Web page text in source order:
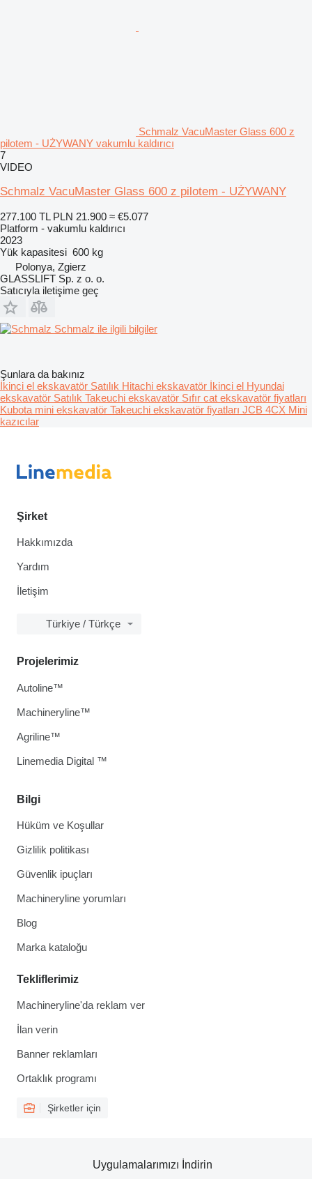
Schmalz VacuMaster Glass 600 z
pilotem - UŻYWANY vakumlu kaldırıcı
7
VIDEO
Schmalz VacuMaster Glass 600 z pilotem - UŻYWANY
277.100 TL PLN 21.900 ≈ €5.077
Platform - vakumlu kaldırıcı
2023
Yük kapasitesi 600 kg
Polonya, Zgierz
GLASSLIFT Sp. z o. o.
Satıcıyla iletişime geç
Schmalz ile ilgili bilgiler
Şunlara da bakınız
İkinci el ekskavatör Satılık Hitachi ekskavatör İkinci el Hyundai
ekskavatör Satılık Takeuchi ekskavatör Sıfır cat ekskavatör fiyatları
Kubota mini ekskavatör Takeuchi ekskavatör fiyatları JCB 4CX Mini
kazıcılar
Şirket
Hakkımızda
Yardım
İletişim
Türkiye / Türkçe
Bilgi
Hüküm ve Koşullar
Gizlilik politikası
Güvenlik ipuçları
Machineryline yorumları
Blog
Marka kataloğu
Tekliflerimiz
Machineryline'da reklam ver
İlan verin
Banner reklamları
Ortaklık programı
Şirketler için
Projelerimiz
Autoline™
Machineryline™
Agriline™
Linemedia Digital ™
Uygulamalarımızı İndirin